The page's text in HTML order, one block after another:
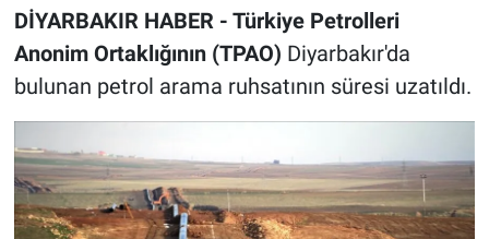
DİYARBAKIR HABER - Türkiye Petrolleri
Anonim Ortaklığının (TPAO) Diyarbakır'da
bulunan petrol arama ruhsatının süresi uzatıldı.